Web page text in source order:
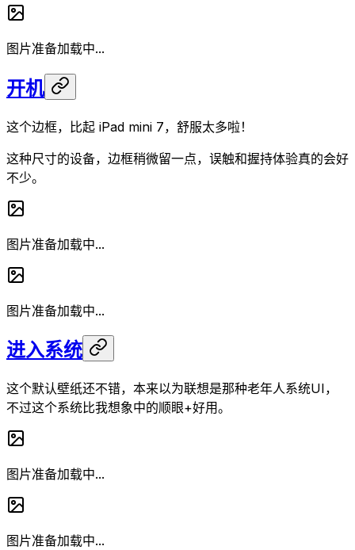
图片准备加载中...
开机
这个边框，比起 iPad mini 7，舒服太多啦！
这种尺寸的设备，边框稍微留一点，误触和握持体验真的会好
不少。
图片准备加载中...
图片准备加载中...
进入系统
这个默认壁纸还不错，本来以为联想是那种老年人系统UI，
不过这个系统比我想象中的顺眼+好用。
图片准备加载中...
图片准备加载中...